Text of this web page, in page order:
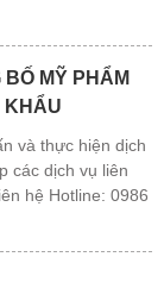
BỐ MỸ PHẨM
KHẨU
và thực hiện dịch
các dịch vụ liên
hệ Hotline: 0986